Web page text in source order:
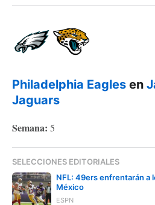
Philadelphia Eagles en
Jaguars
Semana: 5
SELECCIONES EDITORIALES
NFL: 49ers enfrentarán a
México
ESPN